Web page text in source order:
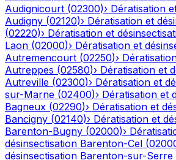
Audignicourt (02300)› Dératisation
Audigny (02120)› Dératisation et
(02220)› Dératisation et
Laon (02000)› Dératisation et
Autremencourt (02250)›
Autreppes (02580)› Dératisation et
Autreville (02300)› Dératisation et
sur-Marne (02400)› Dératisation et
Bagneux (02290)› Dératisation et
Bancigny (02140)› Dératisation et
Barenton-Bugny (02000)›
désinsectisation Barenton-Cel (
désinsectisation Barenton-sur-Serre